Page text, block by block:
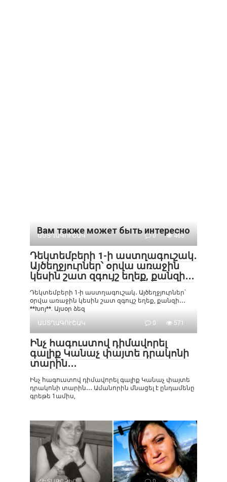
Вам также может быть интересно
ԱՍՏՂԱԳՈՒՇԱԿ 0 466
Դեկտեմբերի 1-ի աստղագուշակ․
Այծեղջյուրներ՝ օրվա առաջին
կեսին շատ զգույշ եղեք, քանզի․․․
Դեկտեմբերի 1-ի աստղագուշակ․ Այծեղջյուրներ՝
օրվա առաջին կեսին շատ զգույշ եղեք, քանզի․․․
**Խոյ**. Այսօր ձեզ
ԱՍՏՂԱԳՈՒՇԱԿ
0 571
Ինչ հագուստով դիմավորել
գալիք Կանաչ փայտե դրակոնի
տարին․․․
Ինչ հագուստով դիմավորել գալիք Կանաչ փայտե
դրակոնի տարին․․․ Ամանորին մնացել է ընդամենը
գրեթե 1ամիս,